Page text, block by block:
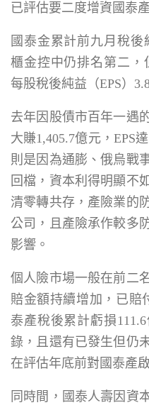
已評估要二度增資國泰
國泰金累計前九月稅後
櫃金控中仍排名第二，
每股稅後純益（EPS）
去年因股債市百年一遇
大賺1,405.7億元，EPS
則是因為通膨、俄烏戰
回檔，資本利得明顯不
清零轉共存，產險業的
公司，且產險承作較多
影響。
個人險市場一般在前二
賠金額持續增加，已賠
泰產稅後累計虧損
錄，且還有已發生但仍
在評估年底前對國泰產
同時間，國泰人壽因資